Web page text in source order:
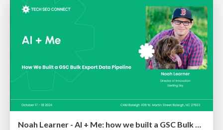
Noah Learner - AI + Me: how we built a GSC Bulk Export data pipeline